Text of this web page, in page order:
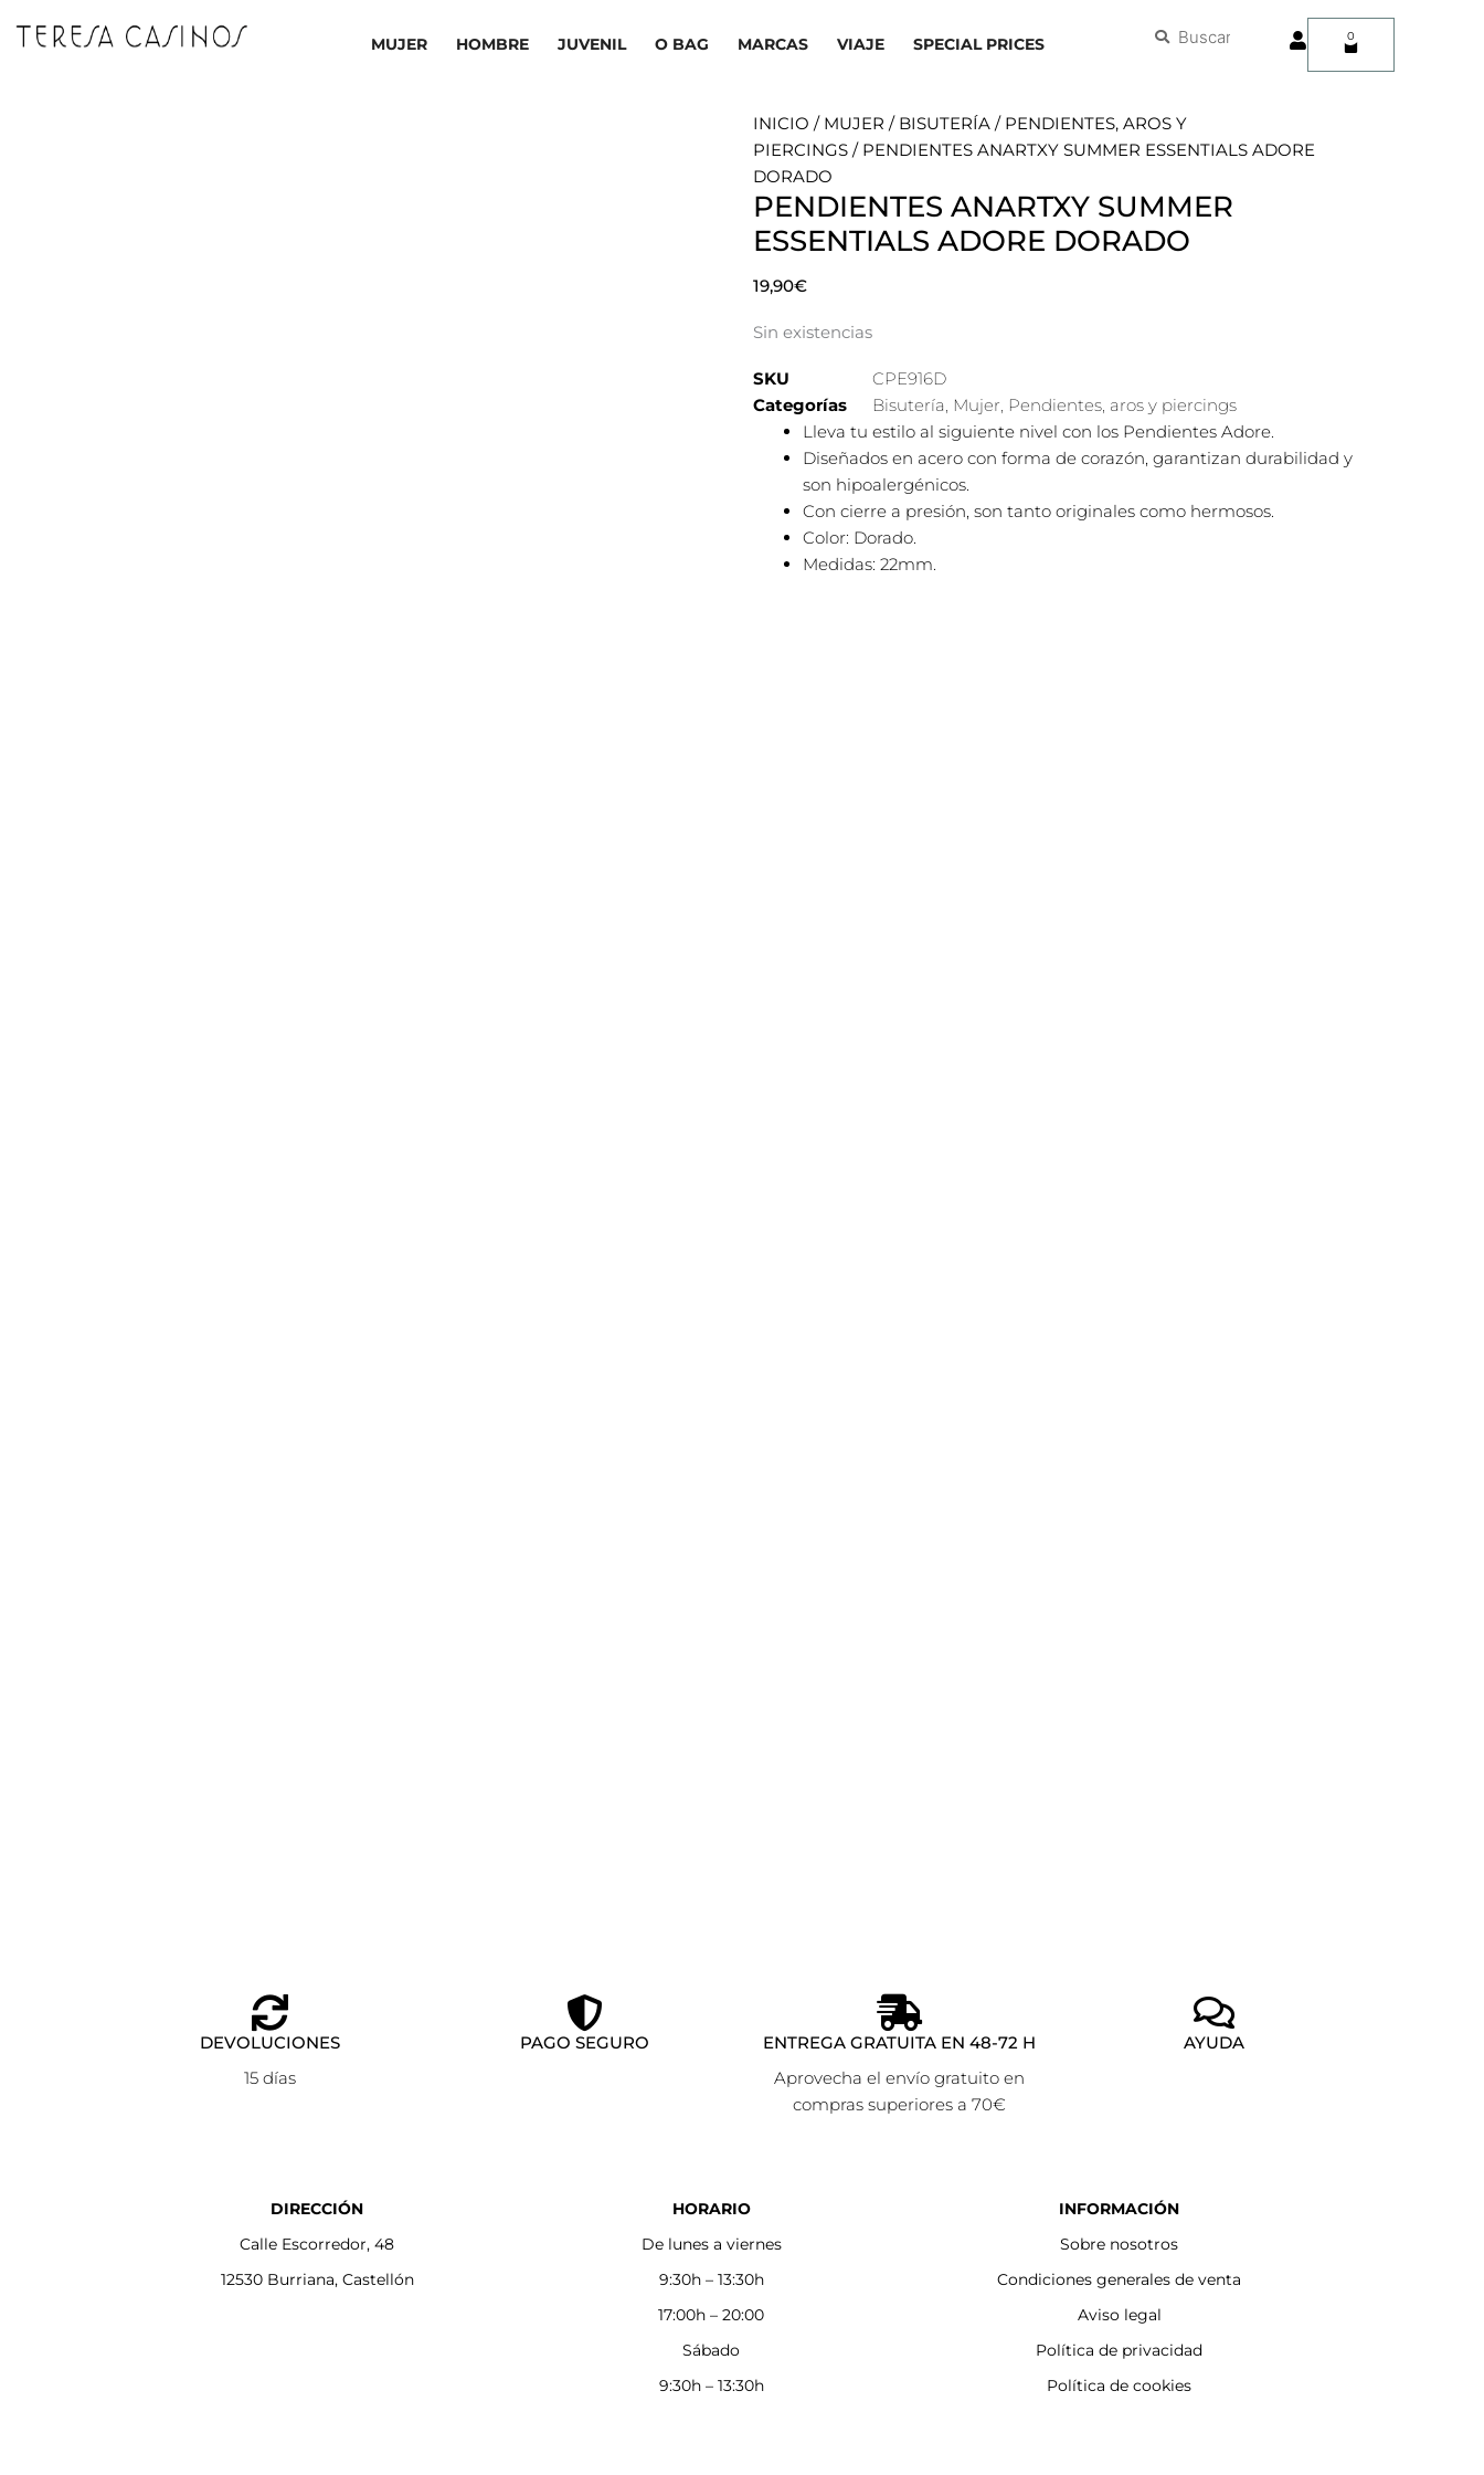
MUJER HOMBRE JUVENIL O BAG MARCAS VIAJE SPECIAL PRICES
User
0
Carrito
INICIO / MUJER / BISUTERÍA / PENDIENTES, AROS Y
PIERCINGS / PENDIENTES ANARTXY SUMMER ESSENTIALS ADORE
DORADO
PENDIENTES ANARTXY SUMMER
ESSENTIALS ADORE DORADO
19,90€
Sin existencias
SKU
CPE916D
Categorías
Bisutería, Mujer, Pendientes, aros y piercings
Lleva tu estilo al siguiente nivel con los Pendientes Adore.
Diseñados en acero con forma de corazón, garantizan durabilidad y
son hipoalergénicos.
Con cierre a presión, son tanto originales como hermosos.
Color: Dorado.
Medidas: 22mm.
DEVOLUCIONES
15 días
PAGO SEGURO
ENTREGA GRATUITA EN 48-72 H
Aprovecha el envío gratuito en
compras superiores a 70€
AYUDA
DIRECCIÓN
Calle Escorredor, 48
12530 Burriana, Castellón
HORARIO
De lunes a viernes
9:30h – 13:30h
17:00h – 20:00
Sábado
9:30h – 13:30h
INFORMACIÓN
Sobre nosotros
Condiciones generales de venta
Aviso legal
Política de privacidad
Política de cookies